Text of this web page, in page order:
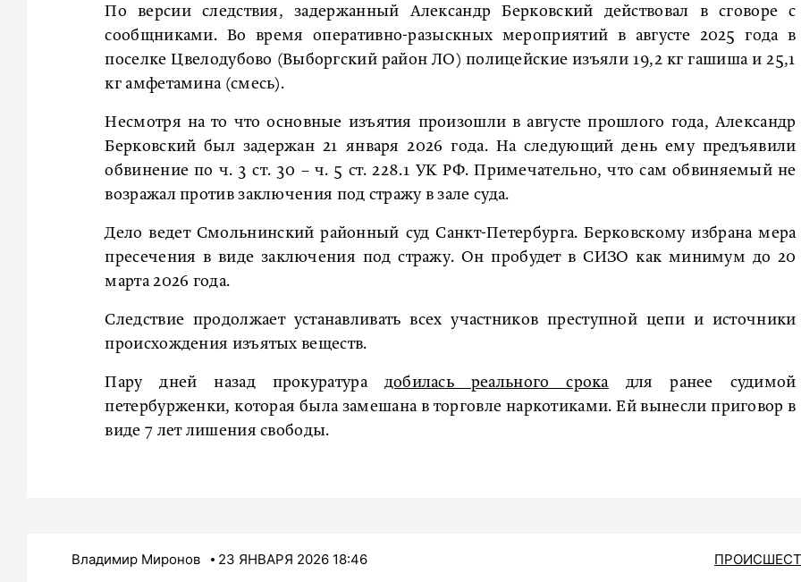
По версии следствия, задержанный Александр Берковский действовал в сговоре с
сообщниками. Во время оперативно-разыскных мероприятий в августе 2025 года в
поселке Цвелодубово (Выборгский район ЛО) полицейские изъяли 19,2 кг гашиша и 25,1
кг амфетамина (смесь).
Несмотря на то что основные изъятия произошли в августе прошлого года, Александр
Берковский был задержан 21 января 2026 года. На следующий день ему предъявили
обвинение по ч. 3 ст. 30 – ч. 5 ст. 228.1 УК РФ. Примечательно, что сам обвиняемый не
возражал против заключения под стражу в зале суда.
Дело ведет Смольнинский районный суд Санкт-Петербурга. Берковскому избрана мера
пресечения в виде заключения под стражу. Он пробудет в СИЗО как минимум до 20
марта 2026 года.
Следствие продолжает устанавливать всех участников преступной цепи и источники
происхождения изъятых веществ.
Пару дней назад прокуратура добилась реального срокадля ранее судимой
петербурженки, которая была замешана в торговле наркотиками. Ей вынесли приговор в
виде 7 лет лишения свободы.
Владимир Миронов 23 ЯНВАРЯ 2026 18:46